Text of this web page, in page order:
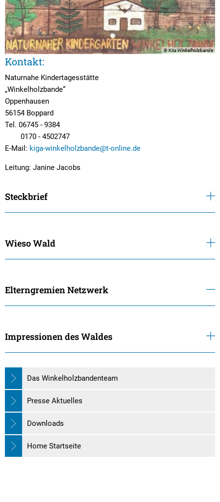
© Kita Winkelholzbande
Kontakt:
Naturnahe Kindertagesstätte
„Winkelholzbande“
Oppenhausen
56154 Boppard
Tel. 06745 - 9384
0170 - 4502747
E-Mail: kiga-winkelholzbande@t-online.de
Leitung: Janine Jacobs
Steckbrief
Wieso Wald
Elterngremien Netzwerk
Impressionen des Waldes
Das Winkelholzbandenteam
Presse Aktuelles
Downloads
Home Startseite